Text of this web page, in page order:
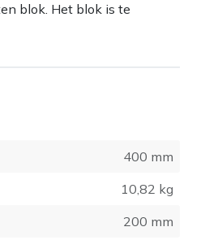
blok. Het blok is te
400 mm
10,82 kg
200 mm